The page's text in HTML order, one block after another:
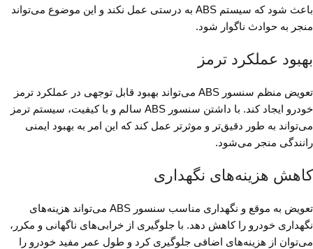
باعث شود که سیستم ABS به درستی عمل نکند و این موضوع می‌تواند
منجر به حوادث ناگوار شود.
بهبود عملکرد ترمز
تعویض منظم سنسور ABS می‌تواند بهبود قابل توجهی در عملکرد ترمز
خودرو ایجاد کند. با داشتن سنسور ABS سالم و با کیفیت، سیستم ترمز
می‌تواند به طور دقیق‌تر و موثرتر عمل کند که این امر به بهبود ایمنی
رانندگی منجر می‌شود.
کاهش هزینه‌های نگهداری
تعویض به موقع و نگهداری مناسب سنسور ABS می‌تواند هزینه‌های
نگهداری خودرو را کاهش دهد. با جلوگیری از خرابی‌های ناگهانی و مکرر،
می‌توان از هزینه‌های اضافی جلوگیری کرد و طول عمر مفید خودرو را